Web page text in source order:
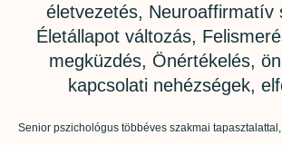
életvezetés, Neuroaffirmatív
Életállapot változás,
megküzdés, Önértékelés,
kapcsolati nehézségek,
Senior pszichológus többéves szakmai